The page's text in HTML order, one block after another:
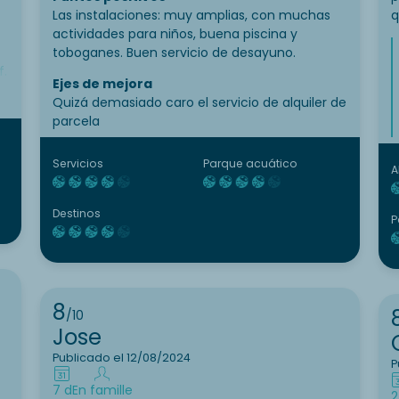
Las instalaciones: muy amplias, con muchas
actividades para niños, buena piscina y
toboganes. Buen servicio de desayuno.
Ejes de mejora
Quizá demasiado caro el servicio de alquiler de
parcela
Servicios Parque acuático
Destinos
8/10
Jose
Publicado el 12/08/2024
7 dEn famille